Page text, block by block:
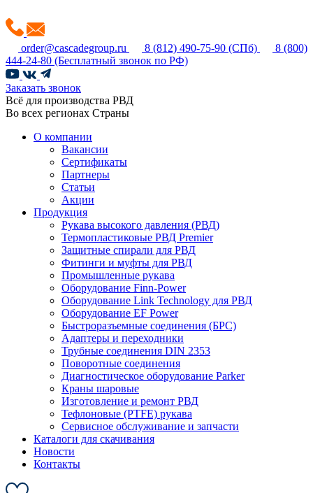
order@cascadegroup.ru 8 (812) 490-75-90 (СПб)
8 (800)
444-24-80 (Бесплатный звонок по РФ)
Заказать звонок
Всё для производства РВД
Во всех регионах Страны
О компании
Вакансии
Сертификаты
Партнеры
Статьи
Акции
Продукция
Рукава высокого давления (РВД)
Термопластиковые РВД Premier
Защитные спирали для РВД
Фитинги и муфты для РВД
Промышленные рукава
Оборудование Finn-Power
Оборудование Link Technology для РВД
Оборудование EF Power
Быстроразъемные соединения (БРС)
Адаптеры и переходники
Трубные соединения DIN 2353
Поворотные соединения
Диагностическое оборудование Parker
Краны шаровые
Изготовление и ремонт РВД
Тефлоновые (PTFE) рукава
Сервисное обслуживание и запчасти
Каталоги для скачивания
Новости
Контакты